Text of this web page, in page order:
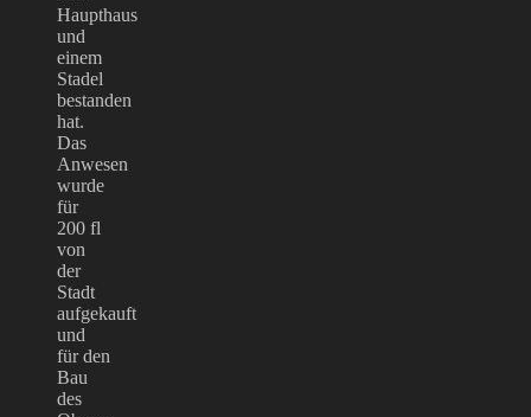
Haupthaus
und
einem
Stadel
bestanden
hat.
Das
Anwesen
wurde
für
200 fl
von
der
Stadt
aufgekauft
und
für den
Bau
des